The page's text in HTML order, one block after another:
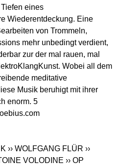
eines
Wiederentdeckung. Eine
von Trommeln,
mehr unbedingt verdient,
zur der mal rauen, mal
Wobei all dem
meditative
Musik beruhigt mit ihrer
enorm. 5
›› WOLFGANG FLÜR ››
VOLODINE ›› OP